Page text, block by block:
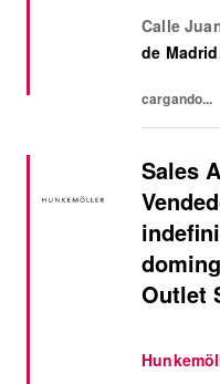
tienda
Calle
de Madrid
cargando...
Sales
Outlet